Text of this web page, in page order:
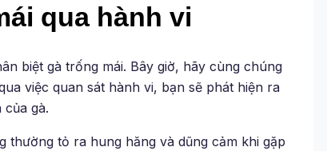
qua hành vi
biệt gà trống mái. Bây giờ, hãy cùng chúng
việc quan sát hành vi, bạn sẽ phát hiện ra
gà.
thường tỏ ra hung hăng và dũng cảm khi gặp